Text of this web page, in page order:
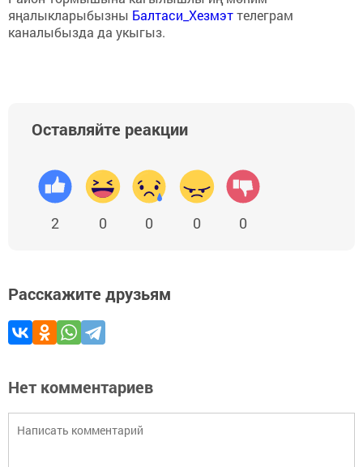
яңалыкларыбызны Балтаси_Хезмэттелеграм
каналыбызда да укыгыз.
Оставляйте реакции
2 0 0 0 0
Расскажите друзьям
Нет комментариев